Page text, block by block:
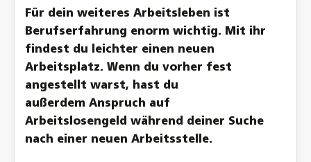
Für dein weiteres Arbeitsleben ist
Berufserfahrung enorm wichtig. Mit ihr
findest du leichter einen neuen
Arbeitsplatz. Wenn du vorher fest
angestellt warst, hast du
außerdem Anspruch auf
Arbeitslosengeld während deiner Suche
nach einer neuen Arbeitsstelle.